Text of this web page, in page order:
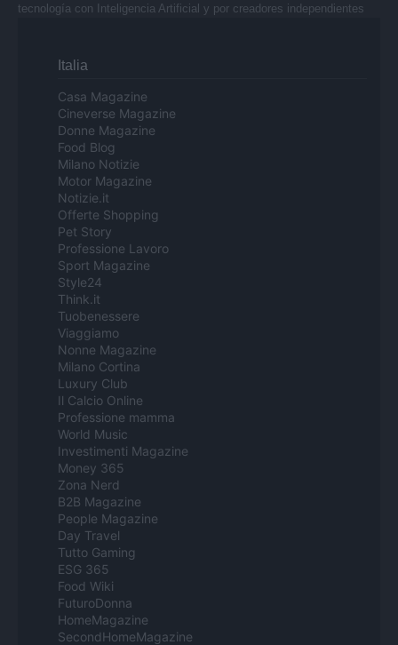
tecnología con Inteligencia Artificial y por creadores independientes
Italia
Casa Magazine
Cineverse Magazine
Donne Magazine
Food Blog
Milano Notizie
Motor Magazine
Notizie.it
Offerte Shopping
Pet Story
Professione Lavoro
Sport Magazine
Style24
Think.it
Tuobenessere
Viaggiamo
Nonne Magazine
Milano Cortina
Luxury Club
Il Calcio Online
Professione mamma
World Music
Investimenti Magazine
Money 365
Zona Nerd
B2B Magazine
People Magazine
Day Travel
Tutto Gaming
ESG 365
Food Wiki
FuturoDonna
HomeMagazine
SecondHomeMagazine